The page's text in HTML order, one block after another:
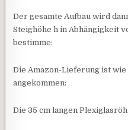
Der gesamte Aufbau wird
Steighöhe h in Abhängigkeit
bestimme:
Die Amazon-Lieferung ist
angekommen:
Die 35 cm langen